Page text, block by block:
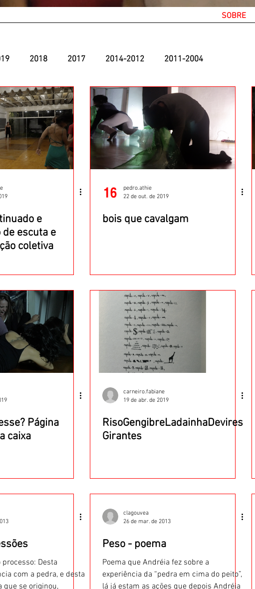
SOBRE
2018 2017 2014-2012 2011-2004
e
escuta e
coletiva
pedro.athie
22 de out. de 2019
bois que cavalgam
Página
caixa
carneiro.fabiane
19 de abr. de 2019
RisoGengibreLadainhaDevires
Girantes
Desta
com a pedra, e desta
se originou,
clagouvea
26 de mar. de 2013
Peso - poema
Poema que Andréia fez sobre a
experiência da “pedra em cima do peito”,
lá já estam as ações que depois Andréia